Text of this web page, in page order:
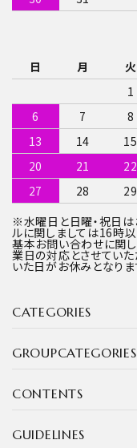
CATEGORIES
GROUPCATEGORIES
CONTENTS
日
月 火
1
6
7 8
13
14 15
20
21 22
27
28 29
※水曜日と日曜・祝日は
ルに関しましては16時
基本お問い合わせに関
業日の対応とさせていた
いた日がお休みとなりま
GUIDELINES